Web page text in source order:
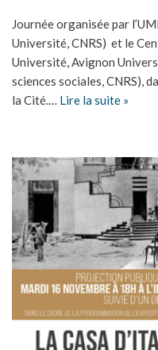
Journée organisée par
Université, CNRS) et le
Université, Avignon
sciences sociales, CNRS),
la Cité.… Lire la suite »